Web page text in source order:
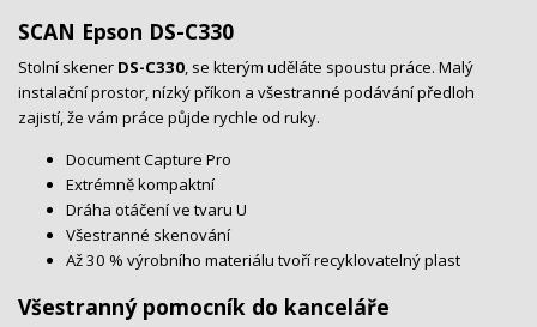
SCAN Epson DS-C330
Stolní skener DS-C330, se kterým uděláte spoustu práce. Malý
instalační prostor, nízký příkon a všestranné podávání předloh
zajistí, že vám práce půjde rychle od ruky.
Document Capture Pro
Extrémně kompaktní
Dráha otáčení ve tvaru U
Všestranné skenování
Až 30 % výrobního materiálu tvoří recyklovatelný plast
Všestranný pomocník do kanceláře